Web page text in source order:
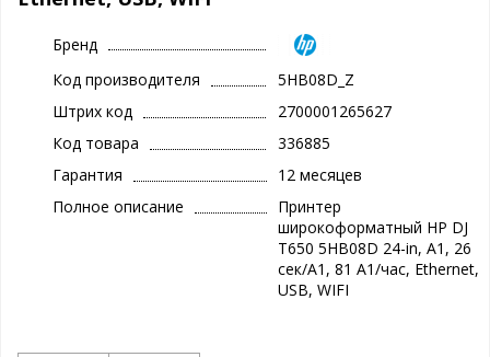
Бренд
Код производителя
5HB08D_Z
Штрих код
2700001265627
Код товара
336885
Гарантия
12 месяцев
Полное описание
Принтер
широкоформатный HP DJ
T650 5HB08D 24-in, А1, 26
сек/А1, 81 А1/час, Ethernet,
USB, WIFI